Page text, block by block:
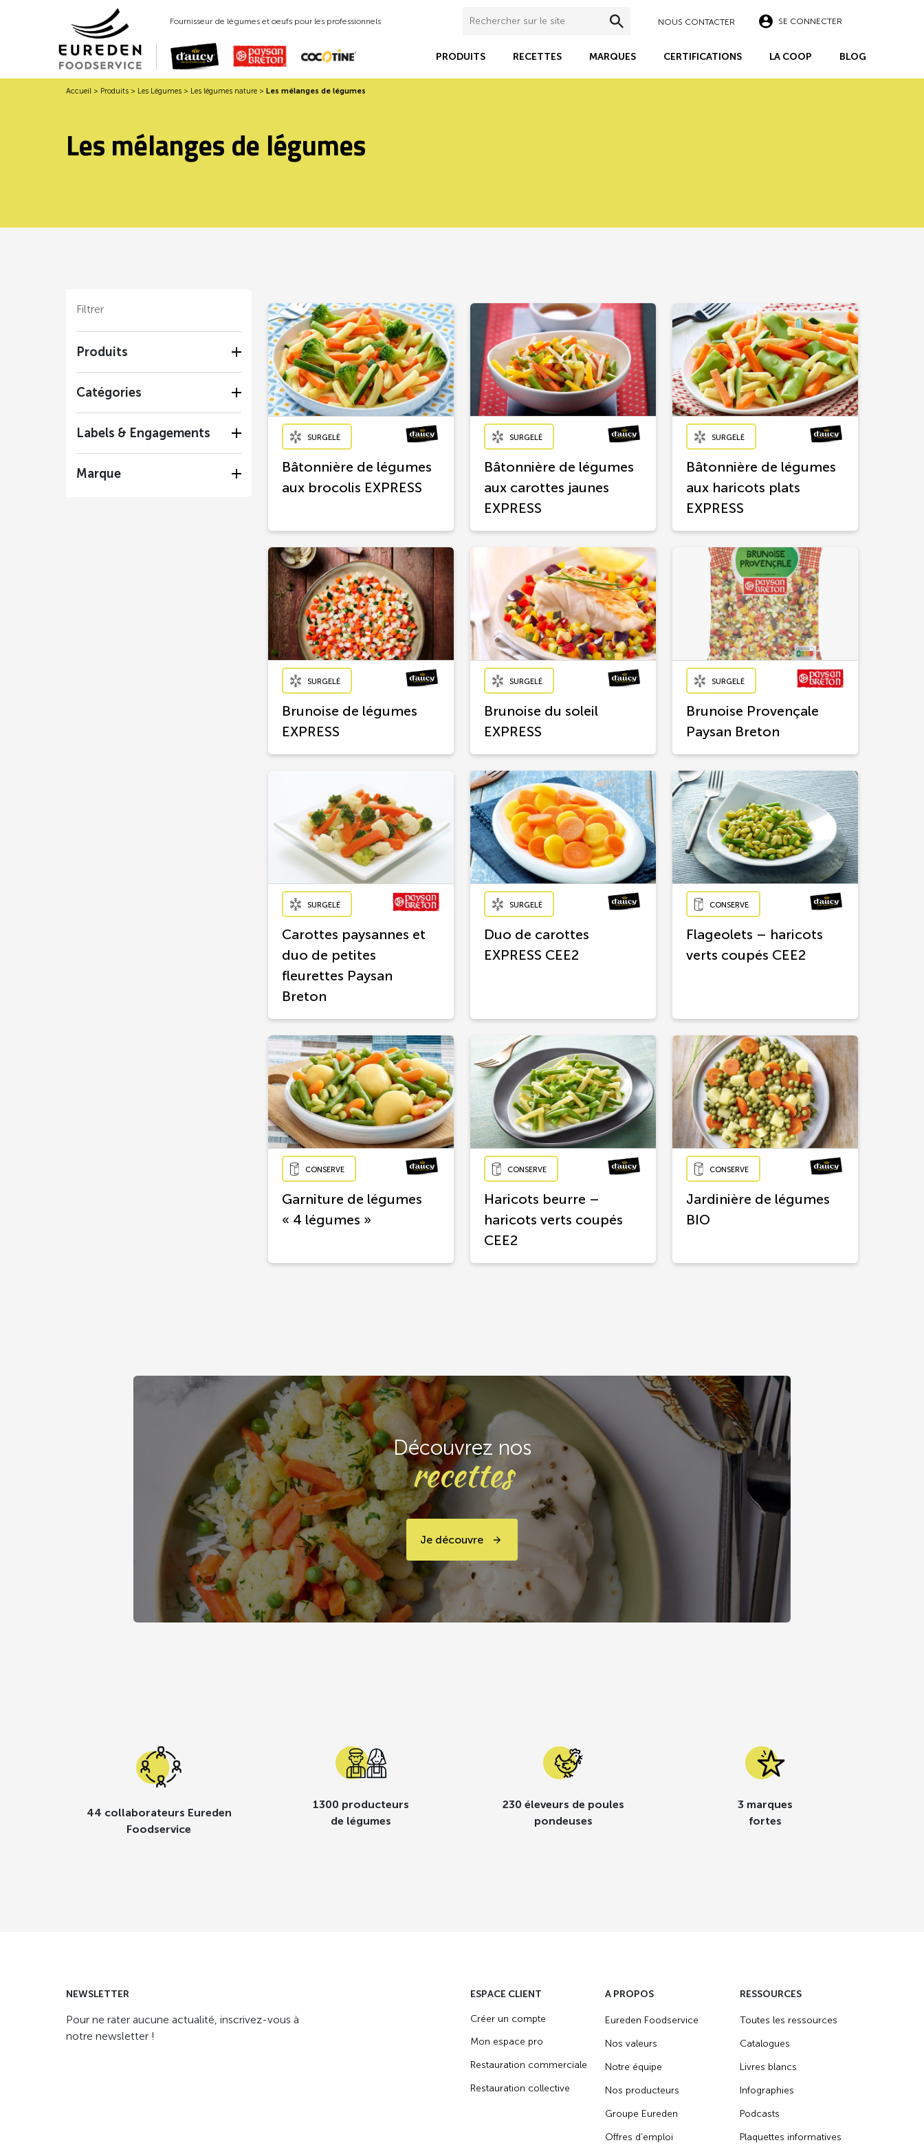
Fournisseur de légumes et oeufs pour les professionnels NOUS CONTACTER SE CONNECTER
PRODUITS RECETTES MARQUES CERTIFICATIONS LA COOP BLOG
Accueil > Produits > Les Légumes > Les légumes nature > Les mélanges de légumes
Les mélanges de légumes
Filtrer
Produits
Catégories
Labels & Engagements
Marque
SURGELÉ
Bâtonnière de légumes
aux brocolis EXPRESS
SURGELÉ
Bâtonnière de légumes
aux carottes jaunes
EXPRESS
SURGELÉ
Bâtonnière de légumes
aux haricots plats
EXPRESS
SURGELÉ
Brunoise de légumes
EXPRESS
SURGELÉ
Brunoise du soleil
EXPRESS
SURGELÉ
Brunoise Provençale
Paysan Breton
SURGELÉ
Carottes paysannes et
duo de petites
fleurettes Paysan
Breton
SURGELÉ
Duo de carottes
EXPRESS CEE2
CONSERVE
Flageolets – haricots
verts coupés CEE2
CONSERVE
Garniture de légumes
« 4 légumes »
CONSERVE
Haricots beurre –
haricots verts coupés
CEE2
CONSERVE
Jardinière de légumes
BIO
Découvrez nos
recettes
Je découvre
44 collaborateurs Eureden
Foodservice
1300 producteurs
de légumes
230 éleveurs de poules
pondeuses
3 marques
fortes
NEWSLETTER
Pour ne rater aucune actualité, inscrivez-vous à
notre newsletter !
ESPACE CLIENT
Créer un compte
Mon espace pro
Restauration commerciale
Restauration collective
A PROPOS
Eureden Foodservice
Nos valeurs
Notre équipe
Nos producteurs
Groupe Eureden
Offres d’emploi
RESSOURCES
Toutes les ressources
Catalogues
Livres blancs
Infographies
Podcasts
Plaquettes informatives